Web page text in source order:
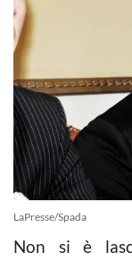
LaPresse/Spada
Non si è